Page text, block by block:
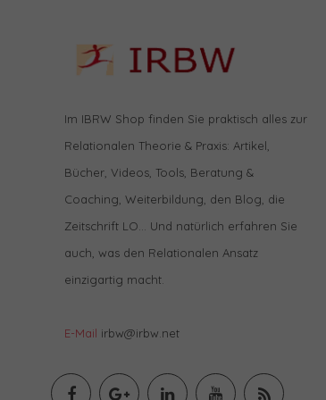
Im IBRW Shop finden Sie praktisch alles zur
Relationalen Theorie & Praxis: Artikel,
Bücher, Videos, Tools, Beratung &
Coaching, Weiterbildung, den Blog, die
Zeitschrift LO… Und natürlich erfahren Sie
auch, was den Relationalen Ansatz
einzigartig macht.
E-Mail irbw@irbw.net